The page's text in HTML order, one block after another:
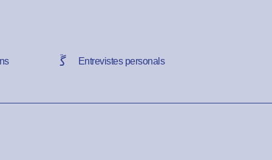
Entrevistes personals